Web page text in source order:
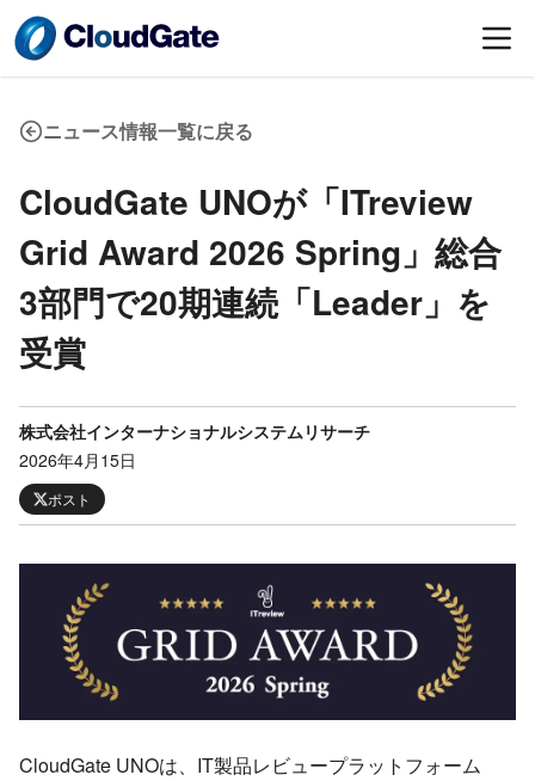
ニュース情報一覧に戻る
CloudGate UNOが「ITreview
Grid Award 2026 Spring」総合
3部門で20期連続「Leader」を
受賞
株式会社インターナショナルシステムリサーチ
2026年4月15日
ポスト
CloudGate UNOは、IT製品レビュープラットフォーム